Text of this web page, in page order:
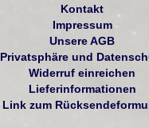
Kontakt
Impressum
Unsere AGB
Privatsphäre und
Widerruf einreichen
Lieferinformationen
Link zum